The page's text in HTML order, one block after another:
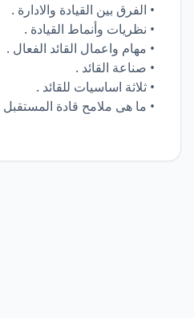
• الفرق بين القيادة والادارة .
• نظريات وأنماط القيادة .
• مهام واعمال القائد الفعال .
• صناعة القائد .
• ثلاثة اساسيات للقائد .
• ما هى ملامح قادة